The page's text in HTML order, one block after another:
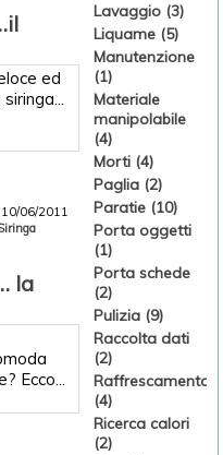
ed
10/06/2011
la
Ecco...
Lavaggio (3)
Liquame (5)
Manutenzione
(1)
Materiale
manipolabile
(4)
Morti (4)
Paglia (2)
Paratie (10)
Porta oggetti
(1)
Porta schede
(2)
Pulizia (9)
Raccolta dati
(2)
Raffrescamento
(4)
Ricerca calori
(2)